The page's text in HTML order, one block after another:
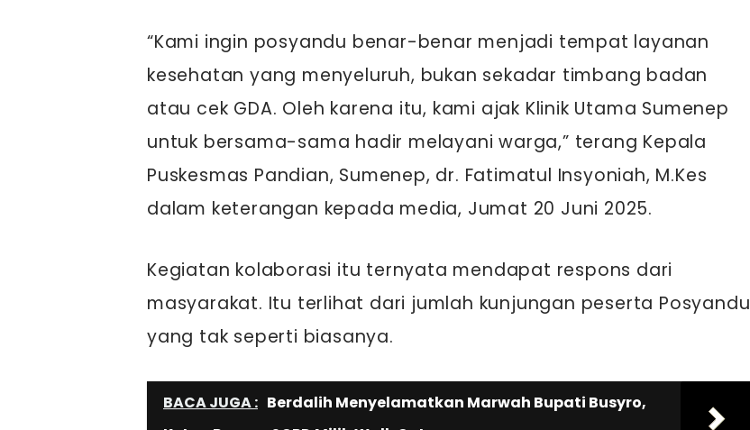
“Kami ingin posyandu benar-benar menjadi tempat layanan
kesehatan yang menyeluruh, bukan sekadar timbang badan
atau cek GDA. Oleh karena itu, kami ajak Klinik Utama Sumenep
untuk bersama-sama hadir melayani warga,” terang Kepala
Puskesmas Pandian, Sumenep, dr. Fatimatul Insyoniah, M.Kes
dalam keterangan kepada media, Jumat 20 Juni 2025.
Kegiatan kolaborasi itu ternyata mendapat respons dari
masyarakat. Itu terlihat dari jumlah kunjungan peserta Posyandu
yang tak seperti biasanya.
BACA JUGA : Berdalih Menyelamatkan Marwah Bupati Busyro,